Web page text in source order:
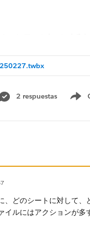
ションフィルターにする
います。
上げます。
2 respuestas
、どのシートに対して、
イルにはアクションが